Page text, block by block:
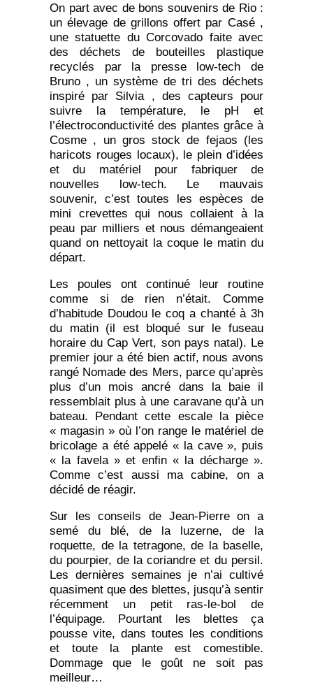
On part avec de bons souvenirs de Rio :
un élevage de grillons offert par Casé ,
une statuette du Corcovado faite avec
des déchets de bouteilles plastique
recyclés par la presse low-tech de
Bruno , un système de tri des déchets
inspiré par Silvia , des capteurs pour
suivre la température, le pH et
l’électroconductivité des plantes grâce à
Cosme , un gros stock de fejaos (les
haricots rouges locaux), le plein d’idées
et du matériel pour fabriquer de
nouvelles low-tech. Le mauvais
souvenir, c’est toutes les espèces de
mini crevettes qui nous collaient à la
peau par milliers et nous démangeaient
quand on nettoyait la coque le matin du
départ.
Les poules ont continué leur routine
comme si de rien n’était. Comme
d’habitude Doudou le coq a chanté à 3h
du matin (il est bloqué sur le fuseau
horaire du Cap Vert, son pays natal). Le
premier jour a été bien actif, nous avons
rangé Nomade des Mers, parce qu’après
plus d’un mois ancré dans la baie il
ressemblait plus à une caravane qu’à un
bateau. Pendant cette escale la pièce
« magasin » où l’on range le matériel de
bricolage a été appelé « la cave », puis
« la favela » et enfin « la décharge ».
Comme c’est aussi ma cabine, on a
décidé de réagir.
Sur les conseils de Jean-Pierre on a
semé du blé, de la luzerne, de la
roquette, de la tetragone, de la baselle,
du pourpier, de la coriandre et du persil.
Les dernières semaines je n’ai cultivé
quasiment que des blettes, jusqu’à sentir
récemment un petit ras-le-bol de
l’équipage. Pourtant les blettes ça
pousse vite, dans toutes les conditions
et toute la plante est comestible.
Dommage que le goût ne soit pas
meilleur…